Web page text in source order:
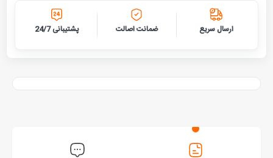
ارسال سریع ضمانت اصالت پشتیبانی 24/7